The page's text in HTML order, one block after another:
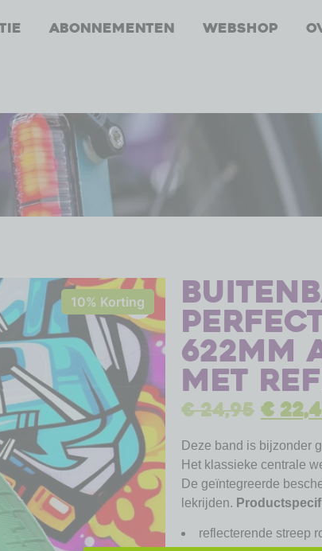
Abonnementen Webshop
10% Korting
Perfect
met
€24,95 €
Deze band is bijzonder
Het klassieke centrale
De geïntegreerde
lekrijden.
reflecterende streep